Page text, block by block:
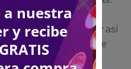
su efectividad,
de instrumentos y así
y/o cantidad de
ver condiciones).